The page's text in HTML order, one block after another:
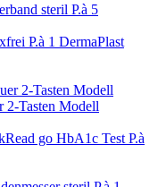
steril P.à 5
DermaPlast
2-Tasten Modell
go HbA1c Test P.à